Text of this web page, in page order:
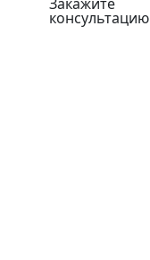
консультацию